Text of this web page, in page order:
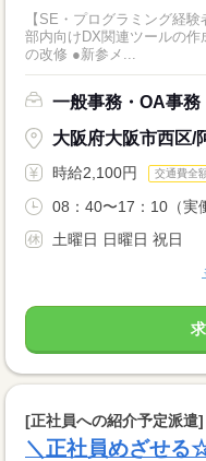
【SE・プログラミング経
部内向けDX関連ツールの
の改修 ●新参メ...
一般事務・OA事務
大阪府大阪市西区/
時給2,100円 交通費全
08：40〜17：10（実
土曜日 日曜日 祝日
[正社員への紹介予定派遣]
＼正社員めざせる